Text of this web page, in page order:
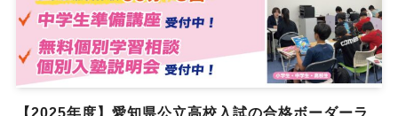
【2025年度】愛知県公立高校入試の合格ボーダーラ